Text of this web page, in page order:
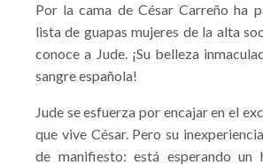
Por la cama de César Carreño ha
lista de guapas mujeres de la alta
conoce a Jude. ¡Su belleza
sangre española!
Jude se esfuerza por encajar en el
que vive César. Pero su
de manifiesto: está esperando un